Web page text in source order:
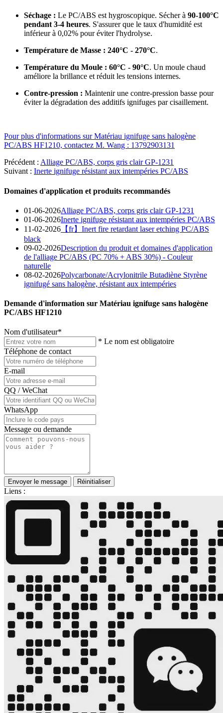
Séchage : Le PC/ABS est hygroscopique. Sécher à 90-100°C
pendant 3-4 heures. S'assurer que le taux d'humidité est
inférieur à 0,02% pour éviter l'hydrolyse.
Température de Masse : 240°C - 270°C.
Température du Moule : 60°C - 90°C. Un moule chaud
améliore la brillance et réduit les tensions internes.
Contre-pression : Maintenir une contre-pression basse pour
éviter la dégradation des additifs ignifuges par cisaillement.
Pour plus d'informations sur Matériau ignifuge sans halogène
PC/ABS HF1210, contactez M. Wang : 13792903131
Précédent : Alliage PC/ABS, corps gris clair GP-1231
Suivant : Inerte ignifuge résistant aux intempéries PC/ABS
Domaines d'application et produits recommandés
01-06-2026Alliage PC/ABS, corps gris clair GP-1231
01-06-2026Inerte ignifuge résistant aux intempéries PC/ABS
11-02-2026 【fr】Inert fire retardant laser etching PC/ABS
black
09-02-2026Description du produit et domaines d'application
de l'alliage PC/ABS (PC 70% + ABS 30%) - Couleur
naturelle
08-02-2026Polycarbonate/Acrylonitrile Butadiène Styrène
ignifugé sans halogène, résistant aux intempéries
Demande d'information sur Matériau ignifuge sans halogène
PC/ABS HF1210
Nom d'utilisateur*
* Le nom est obligatoire
Téléphone de contact
E-mail
QQ / WeChat
WhatsApp
Message ou demande
Envoyer le message Réinitialiser
Liens :